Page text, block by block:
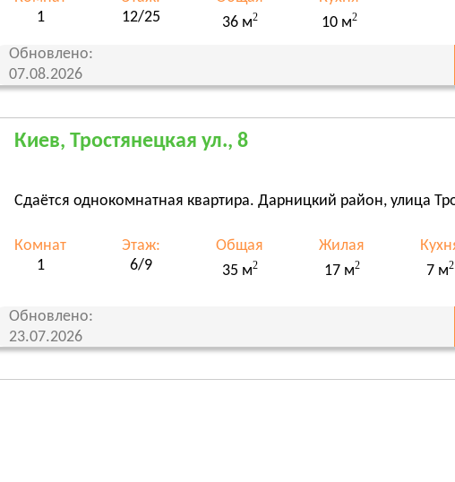
1
12/25
36 м2
10 м2
Обновлено:
07.08.2026
Киев, Тростянецкая ул., 8
Сдаётся однокомнатная квартира. Дарницкий район, улица
Комнат
1
Этаж:
6/9
Общая
35 м2
Жилая
17 м2
7 м2
Обновлено:
23.07.2026